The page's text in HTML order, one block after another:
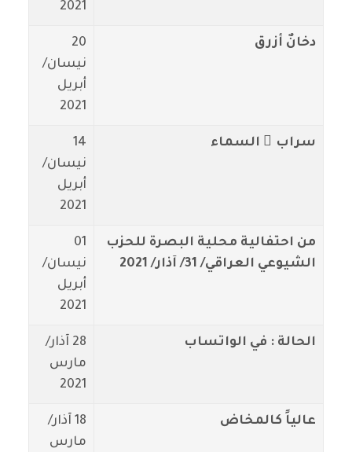
2021
دخانٌ أزرق
20
نيسان/
أبريل
2021
سراب ُ السماء
14
نيسان/
أبريل
2021
من احتفالية محلية البصرة للحزب
الشيوعي العراقي/ 31/ آذار/ 2021
01
نيسان/
أبريل
2021
الحالة : في الواتساب
28 آذار/
مارس
2021
عالياً كالمخاض
18 آذار/
مارس